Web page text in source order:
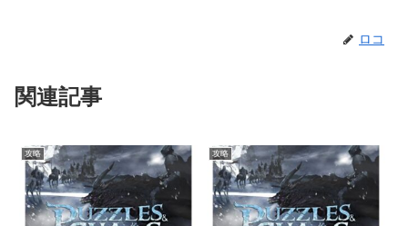
ロコ
関連記事
攻略 攻略